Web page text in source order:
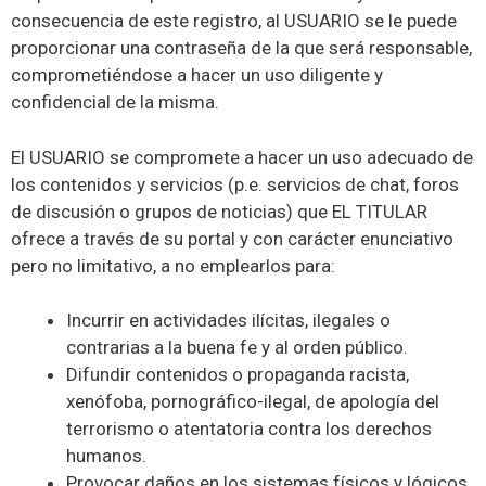
consecuencia de este registro, al USUARIO se le puede
proporcionar una contraseña de la que será responsable,
comprometiéndose a hacer un uso diligente y
confidencial de la misma.
El USUARIO se compromete a hacer un uso adecuado de
los contenidos y servicios (p.e. servicios de chat, foros
de discusión o grupos de noticias) que EL TITULAR
ofrece a través de su portal y con carácter enunciativo
pero no limitativo, a no emplearlos para:
Incurrir en actividades ilícitas, ilegales o
contrarias a la buena fe y al orden público.
Difundir contenidos o propaganda racista,
xenófoba, pornográfico-ilegal, de apología del
terrorismo o atentatoria contra los derechos
humanos.